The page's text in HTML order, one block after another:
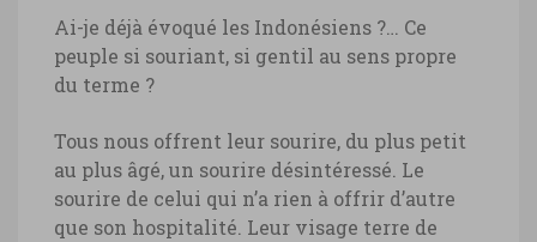
Ai-je déjà évoqué les Indonésiens ?… Ce
peuple si souriant, si gentil au sens propre
du terme ?
Tous nous offrent leur sourire, du plus petit
au plus âgé, un sourire désintéressé. Le
sourire de celui qui n’a rien à offrir d’autre
que son hospitalité. Leur visage terre de